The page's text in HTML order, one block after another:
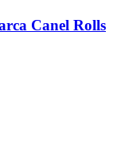
Canel Rolls